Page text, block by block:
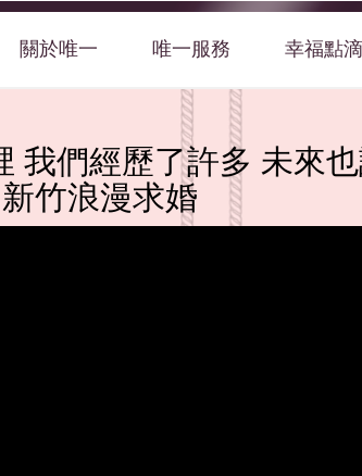
關於唯一 唯一服務 幸福點滴
我們經歷了許多 未來
新竹浪漫求婚